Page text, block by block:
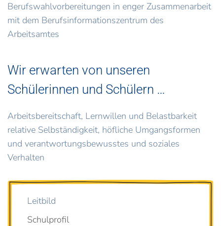
Berufswahlvorbereitungen in enger Zusammenarbeit
mit dem Berufsinformationszentrum des
Arbeitsamtes
Wir erwarten von unseren
Schülerinnen und Schülern …
Arbeitsbereitschaft, Lernwillen und Belastbarkeit
relative Selbständigkeit, höfliche Umgangsformen
und verantwortungsbewusstes und soziales
Verhalten
Leitbild
Schulprofil